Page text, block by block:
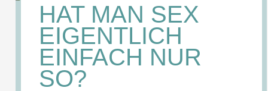
HAT MAN SEX
EIGENTLICH
EINFACH NUR
SO?